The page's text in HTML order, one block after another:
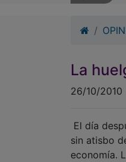
La
26/10/2010
El día
sin atisbo
economía.